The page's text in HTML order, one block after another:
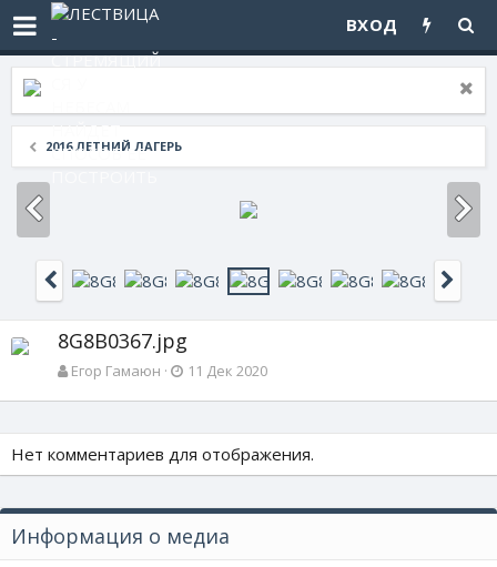
ВХОД
2016 ЛЕТНИЙ ЛАГЕРЬ
8G8B0367.jpg
Егор Гамаюн 11 Дек 2020
Нет комментариев для отображения.
Информация о медиа